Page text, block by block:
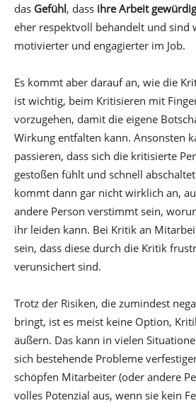
das Gefühl, dass ihre Arbeit
eher respektvoll behandelt und sind
motivierter und engagierter im Job.
Es kommt aber darauf an, wie die
ist wichtig, beim Kritisieren mit
vorzugehen, damit die eigene
Wirkung entfalten kann. Ansonsten
passieren, dass sich die kritisierte
gestoßen fühlt und schnell
kommt dann gar nicht wirklich an,
andere Person verstimmt sein,
ihr leiden kann. Bei Kritik an
sein, dass diese durch die Kritik
verunsichert sind.
Trotz der Risiken, die zumindest
bringt, ist es meist keine Option,
äußern. Das kann in vielen
sich bestehende Probleme
schöpfen Mitarbeiter (oder andere
volles Potenzial aus, wenn sie kein